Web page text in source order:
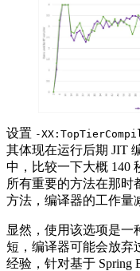
设置 -
其体现在运行后期 JIT
中，比较一下大概 140
所有重要的方法在那时
方法，编译器的工作量
显然，使用该选项是一
短，编译器可能会放弃
经验，针对基于 Spring